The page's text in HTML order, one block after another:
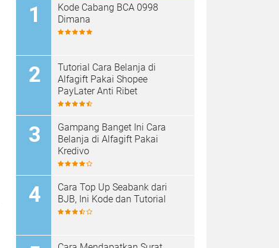
Kode Cabang BCA 0998
Dimana
Tutorial Cara Belanja di
Alfagift Pakai Shopee
PayLater Anti Ribet
Gampang Banget Ini Cara
Belanja di Alfagift Pakai
Kredivo
Cara Top Up Seabank dari
BJB, Ini Kode dan Tutorial